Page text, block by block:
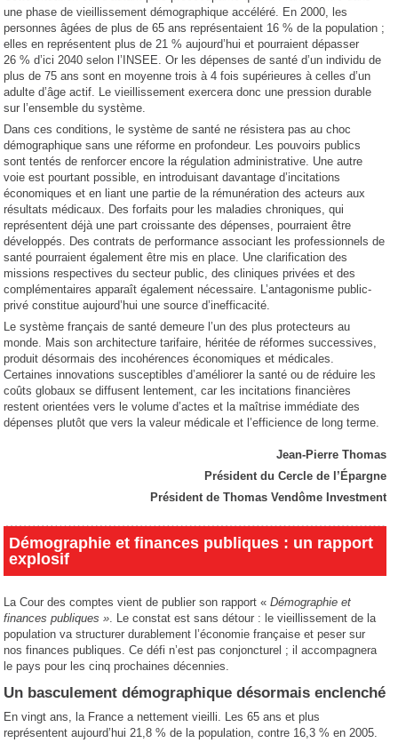
une phase de vieillissement démographique accéléré. En 2000, les
personnes âgées de plus de 65 ans représentaient 16 % de la population ;
elles en représentent plus de 21 % aujourd’hui et pourraient dépasser
26 % d’ici 2040 selon l’INSEE. Or les dépenses de santé d’un individu de
plus de 75 ans sont en moyenne trois à 4 fois supérieures à celles d’un
adulte d’âge actif. Le vieillissement exercera donc une pression durable
sur l’ensemble du système.
Dans ces conditions, le système de santé ne résistera pas au choc
démographique sans une réforme en profondeur. Les pouvoirs publics
sont tentés de renforcer encore la régulation administrative. Une autre
voie est pourtant possible, en introduisant davantage d’incitations
économiques et en liant une partie de la rémunération des acteurs aux
résultats médicaux. Des forfaits pour les maladies chroniques, qui
représentent déjà une part croissante des dépenses, pourraient être
développés. Des contrats de performance associant les professionnels de
santé pourraient également être mis en place. Une clarification des
missions respectives du secteur public, des cliniques privées et des
complémentaires apparaît également nécessaire. L’antagonisme public-
privé constitue aujourd’hui une source d’inefficacité.
Le système français de santé demeure l’un des plus protecteurs au
monde. Mais son architecture tarifaire, héritée de réformes successives,
produit désormais des incohérences économiques et médicales.
Certaines innovations susceptibles d’améliorer la santé ou de réduire les
coûts globaux se diffusent lentement, car les incitations financières
restent orientées vers le volume d’actes et la maîtrise immédiate des
dépenses plutôt que vers la valeur médicale et l’efficience de long terme.
Jean-Pierre Thomas
Président du Cercle de l’Épargne
Président de Thomas Vendôme Investment
Démographie et finances publiques : un rapport
explosif
La Cour des comptes vient de publier son rapport «Démographie et
finances publiques ». Le constat est sans détour : le vieillissement de la
population va structurer durablement l’économie française et peser sur
nos finances publiques. Ce défi n’est pas conjoncturel ; il accompagnera
le pays pour les cinq prochaines décennies.
Un basculement démographique désormais enclenché
En vingt ans, la France a nettement vieilli. Les 65 ans et plus
représentent aujourd’hui 21,8 % de la population, contre 16,3 % en 2005.